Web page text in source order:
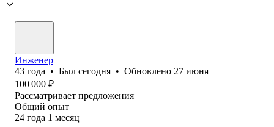
Инженер
43 года • Был сегодня • Обновлено 27 июня
100 000 ₽
Рассматривает предложения
Общий опыт
24 года 1 месяц